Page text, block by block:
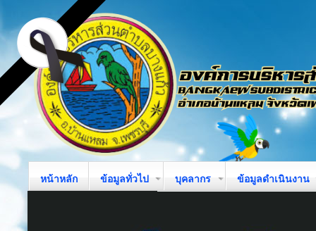
หน้าหลัก ข้อมูลทั่วไป บุคลากร ข้อมูลดำเนินงาน